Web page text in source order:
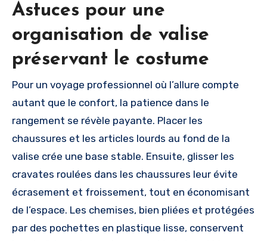
Astuces pour une
organisation de valise
préservant le costume
Pour un voyage professionnel où l’allure compte
autant que le confort, la patience dans le
rangement se révèle payante. Placer les
chaussures et les articles lourds au fond de la
valise crée une base stable. Ensuite, glisser les
cravates roulées dans les chaussures leur évite
écrasement et froissement, tout en économisant
de l’espace. Les chemises, bien pliées et protégées
par des pochettes en plastique lisse, conservent